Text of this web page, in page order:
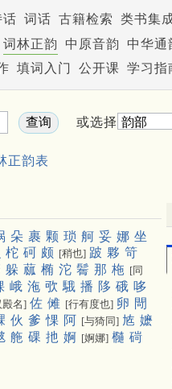
话 词话 古籍检索 类书集
词林正韵 中原音韵 中华通
填词入门 公开课 学习指
或选择
正韵表
朵 裹 颗 琐 舸 妥 娜 坐
柁 砢 颇 [稍也] 跛 夥 笴
躲 蓏 椭 沱 鬌 那 柂 [同
峨 沲 㰤 騀 播 陊 硪 哆
殿名] 佐 傩 [行有度也] 卵 閜
伙 爹 惈 阿 [与猗同] 㝾 嬷
䑨 䂺 扡 婀 [婀娜] 㰐 碋